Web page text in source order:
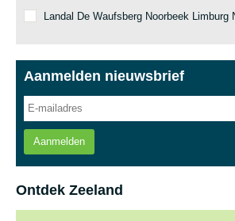
Landal De Waufsberg Noorbeek Limburg
Aanmelden nieuwsbrief
Aanmelden
Ontdek Zeeland